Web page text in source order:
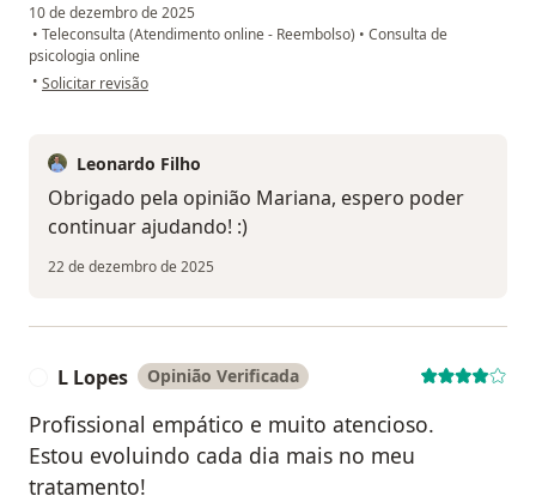
10 de dezembro de 2025
• Teleconsulta (Atendimento online - Reembolso) • Consulta de
psicologia online
• na opinião do utilizador Mariana
Solicitar revisão
Leonardo Filho
Obrigado pela opinião Mariana, espero poder
continuar ajudando! :)
22 de dezembro de 2025
L Lopes Opinião Verificada
Profissional empático e muito atencioso.
Estou evoluindo cada dia mais no meu
tratamento!